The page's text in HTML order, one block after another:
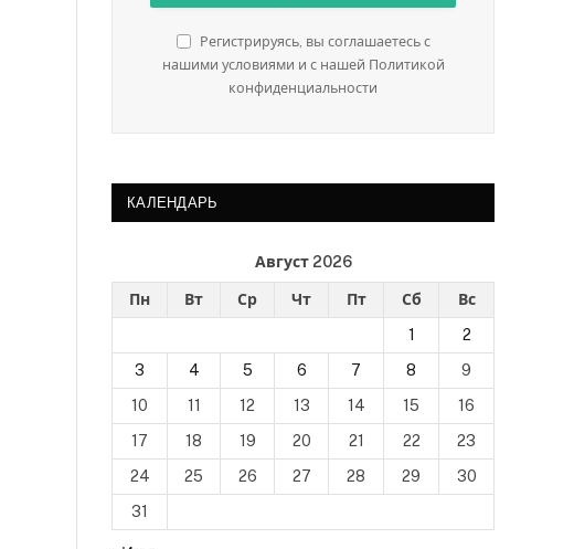
Регистрируясь, вы соглашаетесь с
нашими условиями и с нашей Политикой
конфиденциальности
КАЛЕНДАРЬ
Август 2026
Пн Вт Ср Чт Пт Сб
Вс
1
2
3
4 5 6 7 8
9
10
11 12 13 14 15
16
17
18 19 20 21 22
23
24
25 26 27 28 29
30
31